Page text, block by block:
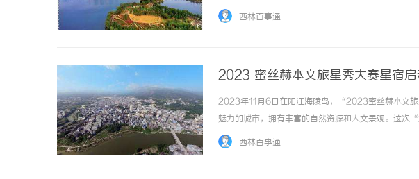
定，由上汽集团技术中心联合深圳华大北斗科技股份
西林百事通
2023 蜜丝赫本文旅星秀大赛星宿
2023年11月6日在阳江海陵岛，“2023蜜丝赫本文
魅力的城市，拥有丰富的自然资源和人文景观。这
维度地展示阳江的独特魅力，为其经济发展注入新活
西林百事通